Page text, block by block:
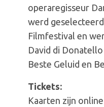
operaregisseur
werd
Filmfestival en
David di
Beste Geluid en
Tickets:
Kaarten zijn